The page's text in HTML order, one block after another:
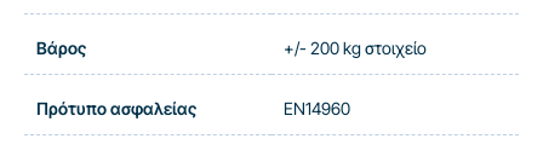
Βάρος +/- 200 kg στοιχείο
Πρότυπο ασφαλείας EN14960